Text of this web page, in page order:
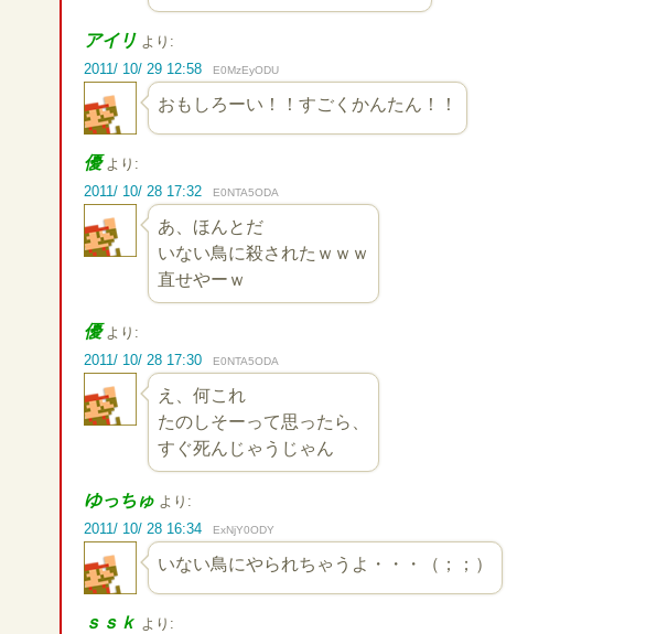
アイリ より:
2011/ 10/ 29 12:58
E0MzEyODU
おもしろーい！！すごくかんたん！！
優 より:
2011/ 10/ 28 17:32
E0NTA5ODA
あ、ほんとだ
いない鳥に殺されたｗｗｗ
直せやーｗ
優 より:
2011/ 10/ 28 17:30
E0NTA5ODA
え、何これ
たのしそーって思ったら、
すぐ死んじゃうじゃん
ゆっちゅ より:
2011/ 10/ 28 16:34
ExNjY0ODY
いない鳥にやられちゃうよ・・・（；；）
ｓｓｋ より: